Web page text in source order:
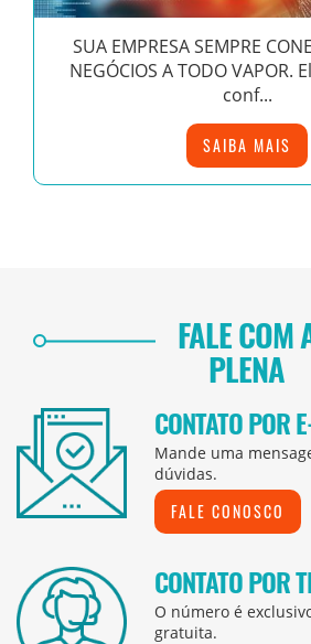
SUA EMPRESA SEMPRE
NEGÓCIOS A TODO VAPOR.
conf...
SAIBA MAIS
FALE COM
PLENA
CONTATO POR
Mande uma
dúvidas.
FALE CONOSCO
CONTATO POR
O número é
gratuita.